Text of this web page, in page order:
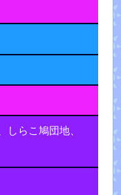
しらこ鳩団地、